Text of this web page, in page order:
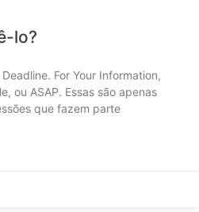
lo?
For Your Information,
ou ASAP. Essas são apenas
que fazem parte